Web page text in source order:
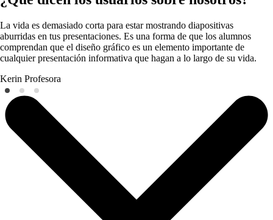
La vida es demasiado corta para estar mostrando diapositivas
aburridas en tus presentaciones. Es una forma de que los alumnos
comprendan que el diseño gráfico es un elemento importante de
cualquier presentación informativa que hagan a lo largo de su vida.
Kerin Profesora